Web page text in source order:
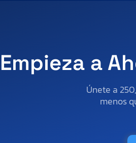
Empieza a
Únete a
menos